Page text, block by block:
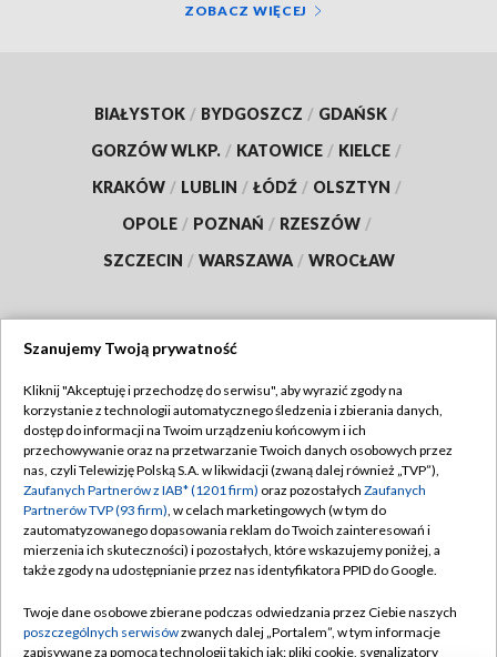
ZOBACZ WIĘCEJ
BIAŁYSTOK / BYDGOSZCZ / GDAŃSK /
GORZÓW WLKP. / KATOWICE / KIELCE /
KRAKÓW / LUBLIN / ŁÓDŹ / OLSZTYN /
OPOLE / POZNAŃ / RZESZÓW /
SZCZECIN / WARSZAWA / WROCŁAW
TVP
Abonament TVP
Emisja w TVP
Centrum informacji TVP
Naziemna Telewizja Cyfrowa
Rada Programowa
Regulamin TVP
Polityka prywatności
Moje zgody
Pomoc
Kontakt
Szanujemy Twoją prywatność
Kliknij "Akceptuję i przechodzę do serwisu", aby wyrazić zgody na
korzystanie z technologii automatycznego śledzenia i zbierania danych,
dostęp do informacji na Twoim urządzeniu końcowym i ich
przechowywanie oraz na przetwarzanie Twoich danych osobowych przez
nas, czyli Telewizję Polską S.A. w likwidacji (zwaną dalej również „TVP”),
Zaufanych Partnerów z IAB* (1201 firm) oraz pozostałych Zaufanych
Partnerów TVP (93 firm), w celach marketingowych (w tym do
zautomatyzowanego dopasowania reklam do Twoich zainteresowań i
mierzenia ich skuteczności) i pozostałych, które wskazujemy poniżej, a
także zgody na udostępnianie przez nas identyfikatora PPID do Google.
Twoje dane osobowe zbierane podczas odwiedzania przez Ciebie naszych
poszczególnych serwisówzwanych dalej „Portalem”, w tym informacje
zapisywane za pomocą technologii takich jak: pliki cookie, sygnalizatory